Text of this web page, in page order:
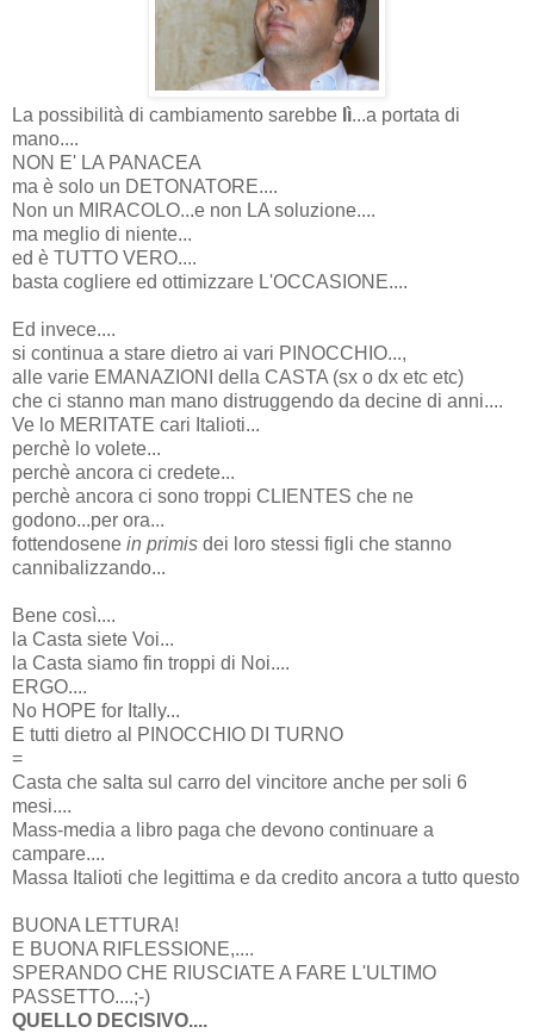
La possibilità di cambiamento sarebbe lì...a portata di
mano....
NON E' LA PANACEA
ma è solo un DETONATORE....
Non un MIRACOLO...e non LA soluzione....
ma meglio di niente...
ed è TUTTO VERO....
basta cogliere ed ottimizzare L'OCCASIONE....
Ed invece....
si continua a stare dietro ai vari PINOCCHIO...,
alle varie EMANAZIONI della CASTA (sx o dx etc etc)
che ci stanno man mano distruggendo da decine di anni....
Ve lo MERITATE cari Italioti...
perchè lo volete...
perchè ancora ci credete...
perchè ancora ci sono troppi CLIENTES che ne
godono...per ora...
fottendosene in primis dei loro stessi figli che stanno
cannibalizzando...
Bene così....
la Casta siete Voi...
la Casta siamo fin troppi di Noi....
ERGO....
No HOPE for Itally...
E tutti dietro al PINOCCHIO DI TURNO
=
Casta che salta sul carro del vincitore anche per soli 6
mesi....
Mass-media a libro paga che devono continuare a
campare....
Massa Italioti che legittima e da credito ancora a tutto questo
BUONA LETTURA!
E BUONA RIFLESSIONE,....
SPERANDO CHE RIUSCIATE A FARE L'ULTIMO
PASSETTO....;-)
QUELLO DECISIVO....